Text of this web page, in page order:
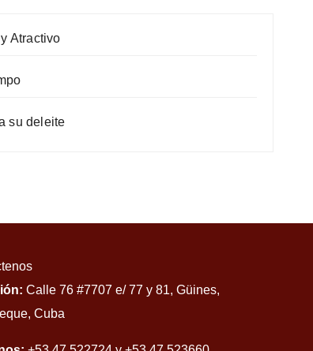
Atractivo
su deleite
Calle 76 #7707 e/ 77 y 81, Güines,
Cuba